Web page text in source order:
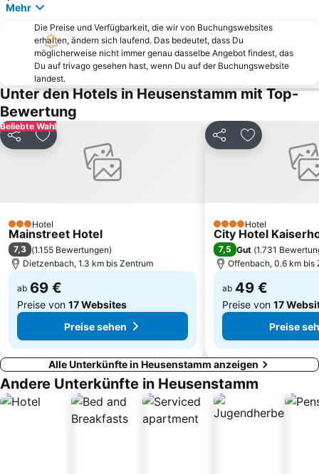
Frankfurt Book Fair
Odenwald Therme
Opelzoo
Bockenheim
Kalbach-Riedberg
Schierstein
Kurhaus
Finthen
Römer
Bornheim
Sachsenhausen-Nord
Alt-Sachsenhausen
Mehr
Die Preise und Verfügbarkeit, die wir von Buchungswebsites
erhalten, ändern sich laufend. Das bedeutet, dass Du
möglicherweise nicht immer genau dasselbe Angebot findest, das
Du auf trivago gesehen hast, wenn Du auf der Buchungswebsite
landest.
Unter den Hotels in Heusenstamm mit Top-
Bewertung
Beliebte Wahl
Teilen Zu Favoriten hinzufügen
3 Sterne
Hotel
Mainstreet Hotel
7,3 (1.155 Bewertungen)
Dietzenbach, 1.3 km bis Zentrum
ab 69 €
Preise von 17 Websites
Preise sehen
Teilen Zu Favoriten
4 SterneHotel
City Hotel
7,5 Gut (1.731
Offenbach, 0.6 km bis
ab 49 €
Preise von 17
Preise
Alle Unterkünfte in Heusenstamm anzeigen
Andere Unterkünfte in Heusenstamm